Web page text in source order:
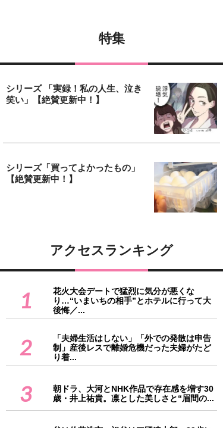
特集
シリーズ 「実録！私の人生、泣き
笑い」【絶賛更新中！】
シリーズ「買ってよかったもの」
【絶賛更新中！】
アクセスランキング
1
花火大会デートで猛烈に気分が悪くな
り…“いまいちの相手”とホテルに行って大
後悔／...
2
「夫婦生活はしない」「外での発散は申告
制」産後レスで離婚危機だった夫婦がたど
り着...
3
朝ドラ、大河とNHK作品で存在感を増す30
歳・井上祐貴。凛とした美しさと“眉間の...